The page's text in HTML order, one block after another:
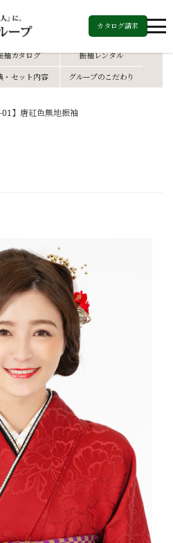
カタログ請求
袖カタログ 振袖レンタル
・セット内容 グループのこだわり
01】唐紅色無地振袖